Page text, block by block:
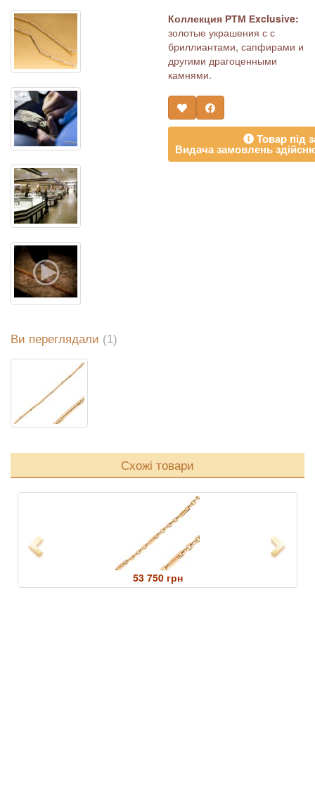
Коллекция РТМ Еxclusive:
золотые украшения с с
бриллиантами, сапфирами и
другими драгоценными
камнями.
Товар під
Видача замовлень
Ви переглядали (1)
Схожі товари
Previous
53 750 грн
Next